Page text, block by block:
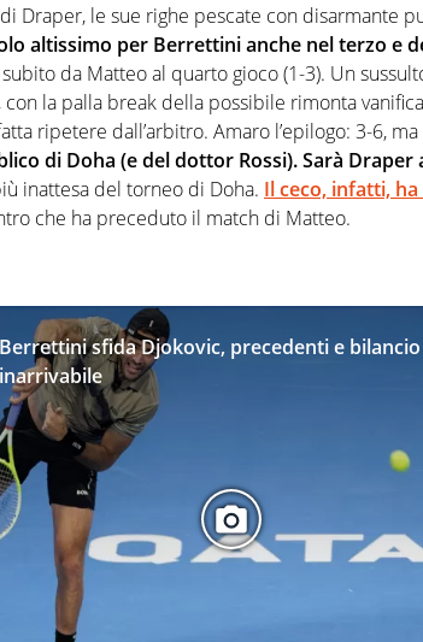
Draper, le sue righe pescate con disarmante
altissimo per Berrettini anche nel terzo e
da Matteo al quarto gioco (1-3). Un
con la palla break della possibile rimonta
ripetere dall’arbitro. Amaro l’epilogo: 3-6,
di Doha (e del dottor Rossi). Sarà Draper
inattesa del torneo di Doha. Il ceco, infatti,
che ha preceduto il match di Matteo.
sfida Djokovic, precedenti e